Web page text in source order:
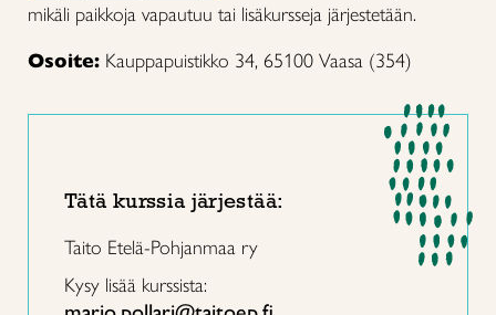
mikäli paikkoja vapautuu tai lisäkursseja järjestetään.
Osoite: Kauppapuistikko 34, 65100 Vaasa (354)
Tätä kurssia järjestää:
Taito Etelä-Pohjanmaa ry
Kysy lisää kurssista: